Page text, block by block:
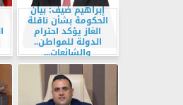
إبراهيم ضيف: بيان
الحكومة بشأن ناقلة
الغاز يؤكد احترام
الدولة للمواطن..
والشائعات...